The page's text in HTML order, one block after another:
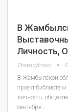
В
Личность,
Zhambylnews
В Жамбылской
проект
личность,
сентября…